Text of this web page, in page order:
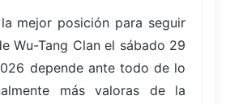
mejor posición para seguir
Wu-Tang Clan el sábado 29
depende ante todo de lo
más valoras de la